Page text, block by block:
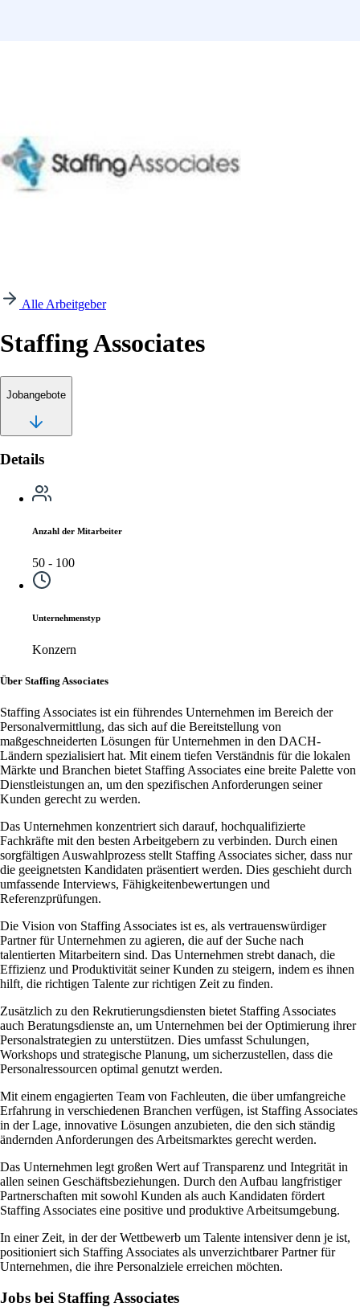
Alle Arbeitgeber
Staffing Associates
Jobangebote
Details
Anzahl der Mitarbeiter
50 - 100
Unternehmenstyp
Konzern
Über Staffing Associates
Staffing Associates ist ein führendes Unternehmen im Bereich der
Personalvermittlung, das sich auf die Bereitstellung von
maßgeschneiderten Lösungen für Unternehmen in den DACH-
Ländern spezialisiert hat. Mit einem tiefen Verständnis für die lokalen
Märkte und Branchen bietet Staffing Associates eine breite Palette von
Dienstleistungen an, um den spezifischen Anforderungen seiner
Kunden gerecht zu werden.
Das Unternehmen konzentriert sich darauf, hochqualifizierte
Fachkräfte mit den besten Arbeitgebern zu verbinden. Durch einen
sorgfältigen Auswahlprozess stellt Staffing Associates sicher, dass nur
die geeignetsten Kandidaten präsentiert werden. Dies geschieht durch
umfassende Interviews, Fähigkeitenbewertungen und
Referenzprüfungen.
Die Vision von Staffing Associates ist es, als vertrauenswürdiger
Partner für Unternehmen zu agieren, die auf der Suche nach
talentierten Mitarbeitern sind. Das Unternehmen strebt danach, die
Effizienz und Produktivität seiner Kunden zu steigern, indem es ihnen
hilft, die richtigen Talente zur richtigen Zeit zu finden.
Zusätzlich zu den Rekrutierungsdiensten bietet Staffing Associates
auch Beratungsdienste an, um Unternehmen bei der Optimierung ihrer
Personalstrategien zu unterstützen. Dies umfasst Schulungen,
Workshops und strategische Planung, um sicherzustellen, dass die
Personalressourcen optimal genutzt werden.
Mit einem engagierten Team von Fachleuten, die über umfangreiche
Erfahrung in verschiedenen Branchen verfügen, ist Staffing Associates
in der Lage, innovative Lösungen anzubieten, die den sich ständig
ändernden Anforderungen des Arbeitsmarktes gerecht werden.
Das Unternehmen legt großen Wert auf Transparenz und Integrität in
allen seinen Geschäftsbeziehungen. Durch den Aufbau langfristiger
Partnerschaften mit sowohl Kunden als auch Kandidaten fördert
Staffing Associates eine positive und produktive Arbeitsumgebung.
In einer Zeit, in der der Wettbewerb um Talente intensiver denn je ist,
positioniert sich Staffing Associates als unverzichtbarer Partner für
Unternehmen, die ihre Personalziele erreichen möchten.
Jobs bei Staffing Associates